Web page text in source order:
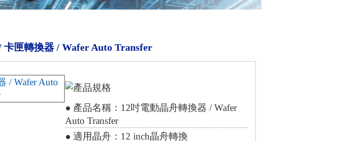
卡匣轉換器 / Wafer Auto Transfer
● 產品名稱：12吋電動晶舟轉換器 / Wafer
Auto Transfer
● 適用晶舟：12 inch晶舟轉換